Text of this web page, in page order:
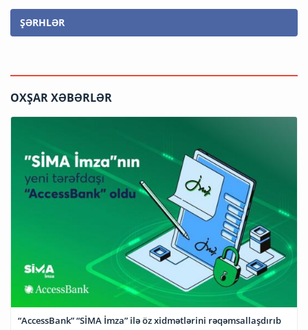
ŞƏRHLƏR
OXŞAR XƏBƏRLƏR
“AccessBank” “SİMA İmza” ilə öz xidmətlərini rəqəmsallaşdırıb